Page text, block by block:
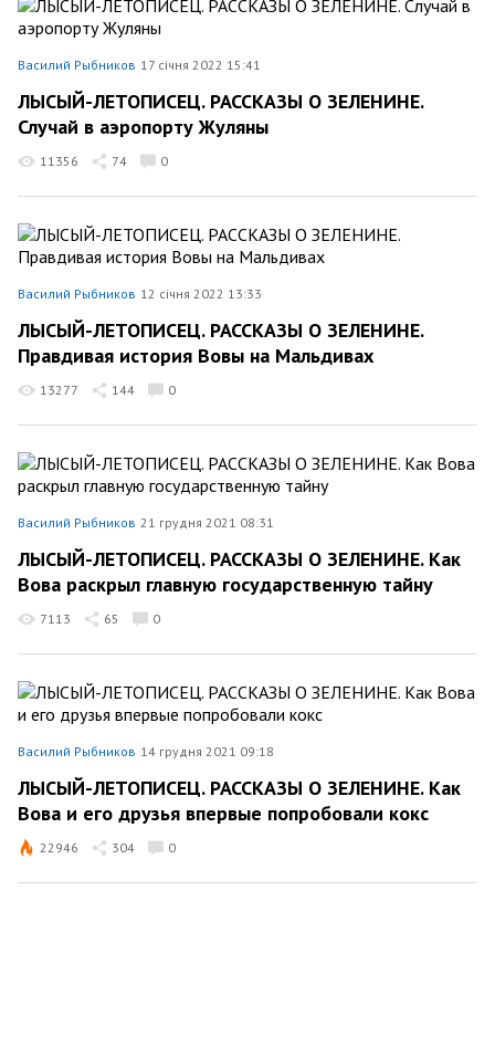
Василий Рыбников 17 січня 2022 15:41
ЛЫСЫЙ-ЛЕТОПИСЕЦ. РАССКАЗЫ О ЗЕЛЕНИНЕ.
Случай в аэропорту Жуляны
11356 74 0
Василий Рыбников 12 січня 2022 13:33
ЛЫСЫЙ-ЛЕТОПИСЕЦ. РАССКАЗЫ О ЗЕЛЕНИНЕ.
Правдивая история Вовы на Мальдивах
13277 144 0
Василий Рыбников 21 грудня 2021 08:31
ЛЫСЫЙ-ЛЕТОПИСЕЦ. РАССКАЗЫ О ЗЕЛЕНИНЕ. Как
Вова раскрыл главную государственную тайну
7113 65 0
Василий Рыбников 14 грудня 2021 09:18
ЛЫСЫЙ-ЛЕТОПИСЕЦ. РАССКАЗЫ О ЗЕЛЕНИНЕ. Как
Вова и его друзья впервые попробовали кокс
22946 304 0